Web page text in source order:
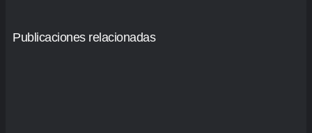
Publicaciones relacionadas